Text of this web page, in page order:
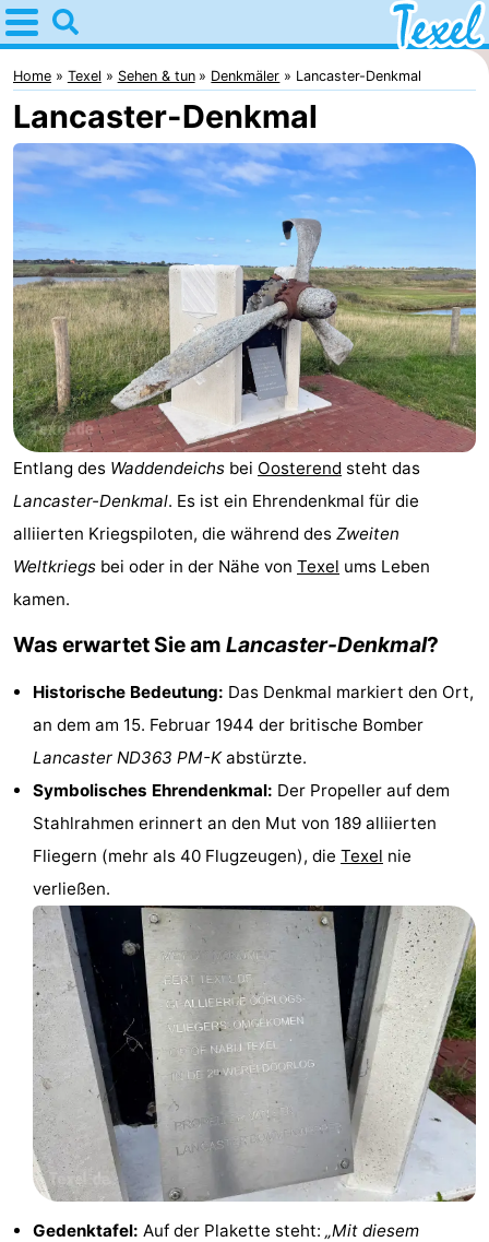
Home
Texel
Tipps
Für
kindern
Dorfer
-
Den
Burg
-
Den
Hoorn
-
De
Cocksdorp
-
De
-
De
-
Appartements
Bosch
en
Zee
De
Vlijt
Hoeve
Holland
Land
en
Zeezicht
Strandhuys
Strandplevier
Campingplätze
Ferienhäuser
Home Texel Sehen & tun Denkmäler Lancaster-Denkmal
Lancaster-Denkmal
Entlang des Waddendeichs bei Oosterend steht das
Lancaster-Denkmal. Es ist ein Ehrendenkmal für die
alliierten Kriegspiloten, die während des Zweiten
Weltkriegs bei oder in der Nähe von Texel ums Leben
kamen.
Was erwartet Sie am Lancaster-Denkmal?
Historische Bedeutung: Das Denkmal markiert den Ort,
an dem am 15. Februar 1944 der britische Bomber
Lancaster ND363 PM-Kabstürzte.
Symbolisches Ehrendenkmal: Der Propeller auf dem
Stahlrahmen erinnert an den Mut von 189 alliierten
Fliegern (mehr als 40 Flugzeugen), die Texel nie
verließen.
Gedenktafel: Auf der Plakette steht: „Mit diesem